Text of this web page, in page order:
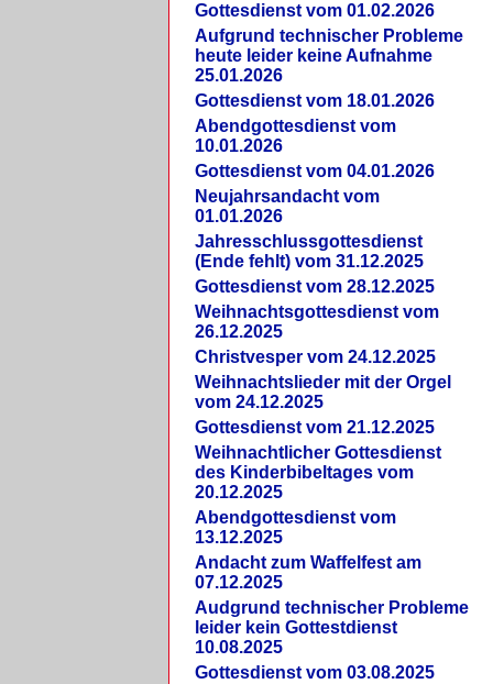
Gottesdienst vom 01.02.2026
Aufgrund technischer Probleme
heute leider keine Aufnahme
25.01.2026
Gottesdienst vom 18.01.2026
Abendgottesdienst vom
10.01.2026
Gottesdienst vom 04.01.2026
Neujahrsandacht vom
01.01.2026
Jahresschlussgottesdienst
(Ende fehlt) vom 31.12.2025
Gottesdienst vom 28.12.2025
Weihnachtsgottesdienst vom
26.12.2025
Christvesper vom 24.12.2025
Weihnachtslieder mit der Orgel
vom 24.12.2025
Gottesdienst vom 21.12.2025
Weihnachtlicher Gottesdienst
des Kinderbibeltages vom
20.12.2025
Abendgottesdienst vom
13.12.2025
Andacht zum Waffelfest am
07.12.2025
Audgrund technischer Probleme
leider kein Gottestdienst
10.08.2025
Gottesdienst vom 03.08.2025